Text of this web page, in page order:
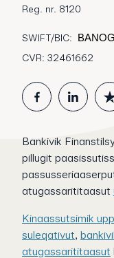
Reg. nr. 8120
SWIFT/BIC:
CVR: 32461662
Bankivik
pillugit
atugassarititaasut
Kinaassutsimik
suleqativut,
atugassarititaasut